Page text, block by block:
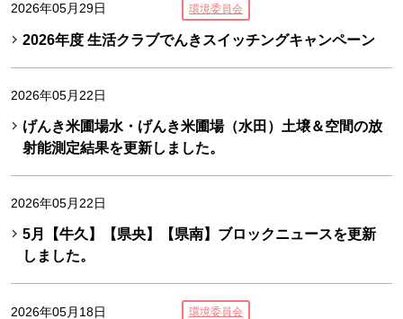
2026年05月29日 環境委員会
2026年度 生活クラブでんきスイッチングキャンペーン
2026年05月22日
げんき米圃場水・げんき米圃場（水田）土壌＆空間の放
射能測定結果を更新しました。
2026年05月22日
5月【牛久】【県央】【県南】ブロックニュースを更新
しました。
2026年05月18日 環境委員会